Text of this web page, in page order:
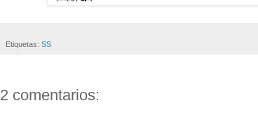
Etiquetas: SS
2 comentarios: